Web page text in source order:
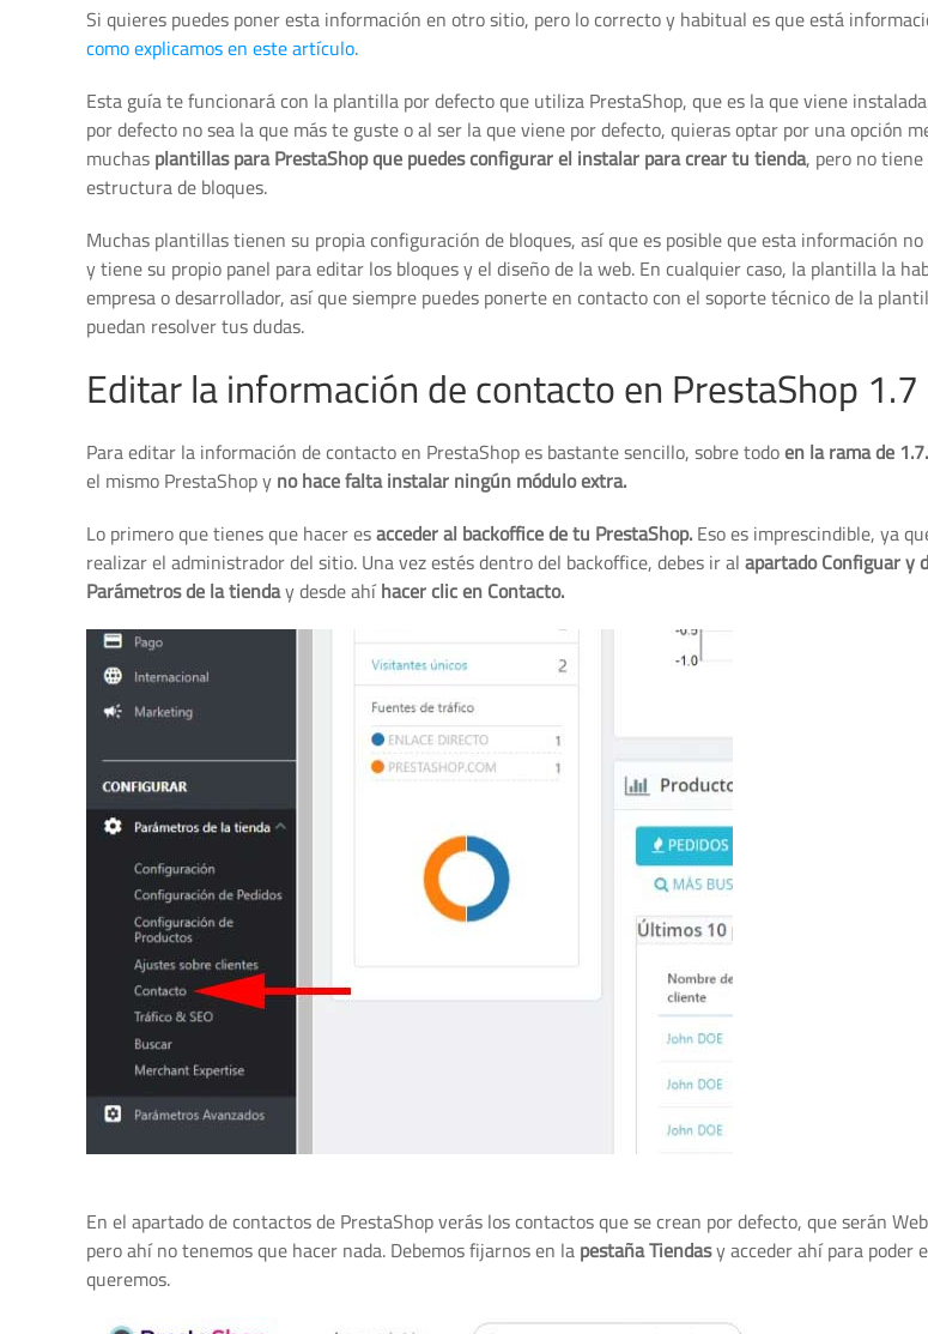
Si quieres puedes poner esta información en otro sitio, pero lo correcto y habitual es que está
como explicamos en este artículo.
Esta guía te funcionará con la plantilla por defecto que utiliza PrestaShop, que es la que viene
por defecto no sea la que más te guste o al ser la que viene por defecto, quieras optar por una opción
muchasplantillas para PrestaShop que puedes configurar el instalar para crear tu tienda, pero no
estructura de bloques.
Muchas plantillas tienen su propia configuración de bloques, así que es posible que esta información
y tiene su propio panel para editar los bloques y el diseño de la web. En cualquier caso, la plantilla la
empresa o desarrollador, así que siempre puedes ponerte en contacto con el soporte técnico de la
puedan resolver tus dudas.
Editar la información de contacto en PrestaShop 1.7
Para editar la información de contacto en PrestaShop es bastante sencillo, sobre todoen la rama de
el mismo PrestaShop yno hace falta instalar ningún módulo extra.
Lo primero que tienes que hacer esacceder al backoffice de tu PrestaShop.Eso es imprescindible, ya
realizar el administrador del sitio. Una vez estés dentro del backoffice, debes ir alapartado Configuar y
Parámetros de la tienday desde ahíhacer clic en Contacto.
En el apartado de contactos de PrestaShop verás los contactos que se crean por defecto, que serán
pero ahí no tenemos que hacer nada. Debemos fijarnos en lapestaña Tiendasy acceder ahí para poder
queremos.